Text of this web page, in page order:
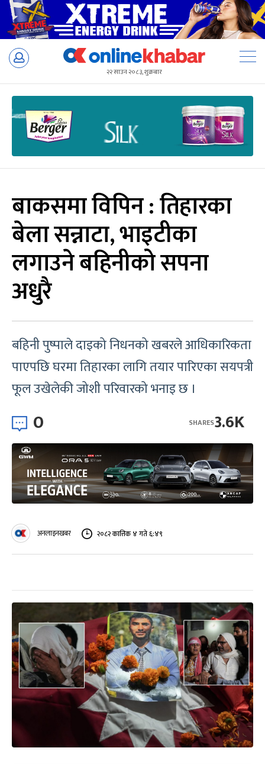
Skip
२२ साउन २०८३, शुक्रबार
बाकसमा विपिन : तिहारका
बेला सन्नाटा, भाइटीका
लगाउने बहिनीको सपना
अधुरै
बहिनी पुष्पाले दाइको निधनको खबरले आधिकारिकता
पाएपछि घरमा तिहारका लागि तयार पारिएका सयपत्री
फूल उखेलेकी जोशी परिवारको भनाइ छ ।
0 3.6K
SHARES
अनलाइनखबर २०८२ कात्तिक ४ गते ६:४९